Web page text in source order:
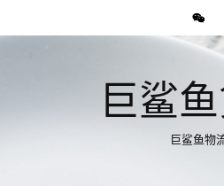
巨鲨
巨鲨鱼物